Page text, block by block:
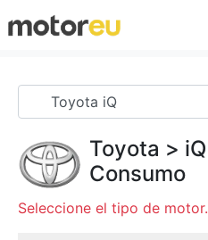
Toyota > iQ
Consumo
Seleccione el tipo de motor.